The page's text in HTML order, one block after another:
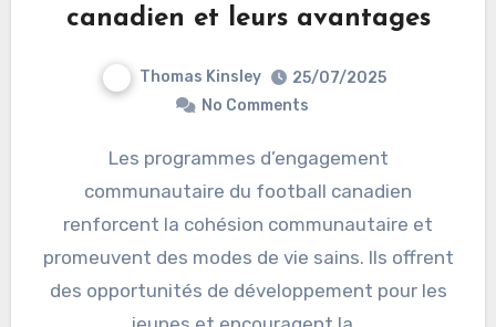
canadien et leurs avantages
Thomas Kinsley
25/07/2025
No Comments
Les programmes d’engagement
communautaire du football canadien
renforcent la cohésion communautaire et
promeuvent des modes de vie sains. Ils offrent
des opportunités de développement pour les